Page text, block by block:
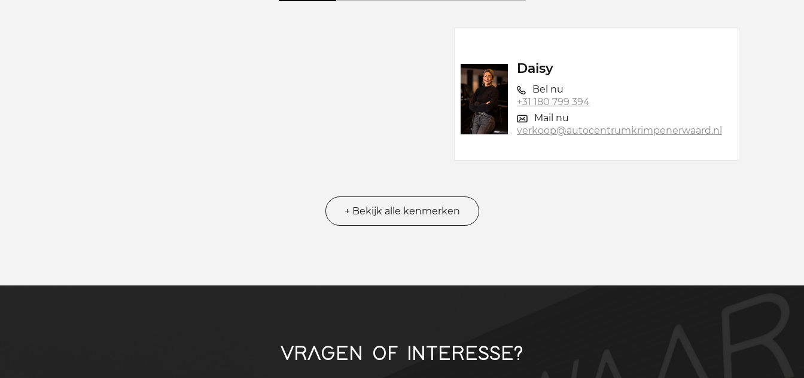
Daisy
Bel nu
+31 180 799 394
Mail nu
verkoop@autocentrumkrimpenerwaard.nl
+ Bekijk alle kenmerken
VRAGEN OF INTERESSE?